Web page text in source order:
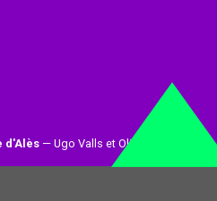
d'Alès— Ugo Valls et Olivier Loynet